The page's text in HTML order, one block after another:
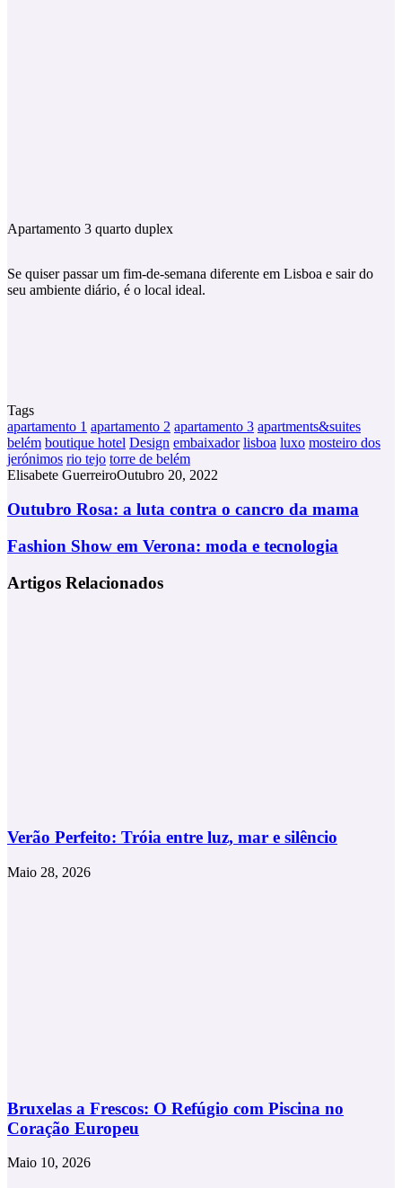
Apartamento 3 quarto duplex
Se quiser passar um fim-de-semana diferente em Lisboa e sair do
seu ambiente diário, é o local ideal.
Tags
apartamento 1 apartamento 2 apartamento 3 apartments&suites
belém boutique hotel Design embaixador lisboa luxo mosteiro dos
jerónimos rio tejo torre de belém
Elisabete GuerreiroOutubro 20, 2022
Outubro
a
luta
o
Outubro Rosa: a luta contra o cancro da mama
Fashion
em
Verona:
Fashion Show em Verona: moda e tecnologia
Artigos Relacionados
Verão Perfeito: Tróia entre luz, mar e silêncio
Maio 28, 2026
Bruxelas a Frescos: O Refúgio com Piscina no
Coração Europeu
Maio 10, 2026